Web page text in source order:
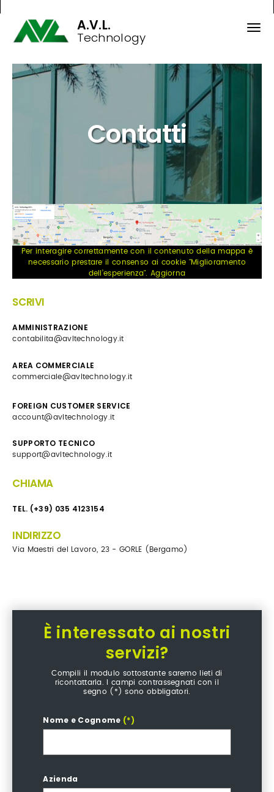
A.V.L.
Technology
Contatti
Per interagire correttamente con il contenuto della mappa è
necessario prestare il consenso ai cookie "Miglioramento
dell’esperienza". Aggiorna
SCRIVI
AMMINISTRAZIONE
contabilita@avltechnology.it
AREA COMMERCIALE
commerciale@avltechnology.it
FOREIGN CUSTOMER SERVICE
account@avltechnology.it
SUPPORTO TECNICO
support@avltechnology.it
CHIAMA
TEL. (+39) 035 4123154
INDIRIZZO
Via Maestri del Lavoro, 23 - GORLE (Bergamo)
È interessato ai nostri
servizi?
Compili il modulo sottostante saremo lieti di
ricontattarla. I campi contrassegnati con il
segno (*) sono obbligatori.
Nome e Cognome (*)
Azienda